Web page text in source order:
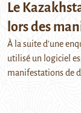
Le
lors des
À la suite d'une
utilisé un logiciel
manifestations de